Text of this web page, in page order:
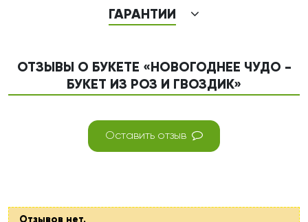
ГАРАНТИИ
ОТЗЫВЫ О БУКЕТЕ «НОВОГОДНЕЕ ЧУДО -
БУКЕТ ИЗ РОЗ И ГВОЗДИК»
Оставить отзыв
Отзывов нет.